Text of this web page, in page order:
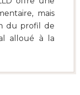
mais
du profil de
alloué à la